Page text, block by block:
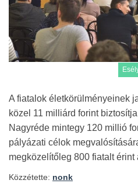
A fiatalok életkörülményeinek
közel 11 milliárd forint
Nagyréde mintegy 120 millió
pályázati célok
megközelítőleg 800 fiatalt érint
Közzétette: nonk